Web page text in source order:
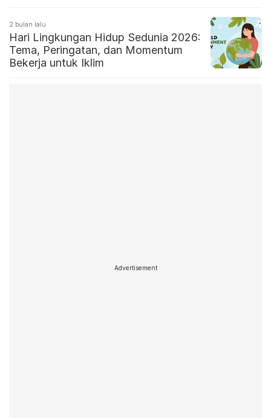
2 bulan lalu
Hari Lingkungan Hidup Sedunia 2026:
Tema, Peringatan, dan Momentum
Bekerja untuk Iklim
Advertisement